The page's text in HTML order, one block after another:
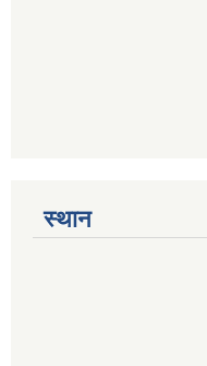
स्थान